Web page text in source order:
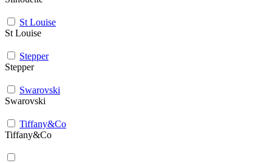
St Louise
St Louise
Stepper
Stepper
Swarovski
Swarovski
Tiffany&Co
Tiffany&Co